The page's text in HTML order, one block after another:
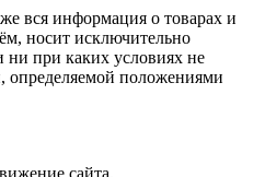
вся информация о товарах и
носит исключительно
при каких условиях не
определяемой положениями